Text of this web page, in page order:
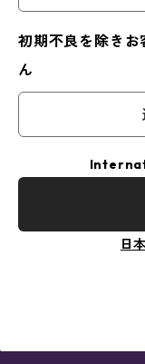
初期不良を除き
ん
日